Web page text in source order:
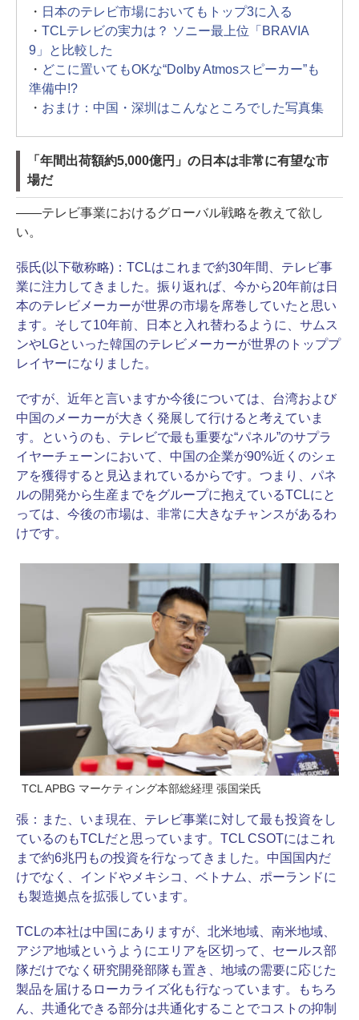
・ 日本のテレビ市場においてもトップ3に入る
・ TCLテレビの実力は？ ソニー最上位「BRAVIA
9」と比較した
・ どこに置いてもOKな“Dolby Atmosスピーカー”も
準備中!?
・ おまけ：中国・深圳はこんなところでした写真集
「年間出荷額約5,000億円」の日本は非常に有望な市
場だ
――テレビ事業におけるグローバル戦略を教えて欲し
い。
張氏(以下敬称略)： TCLはこれまで約30年間、テレビ事
業に注力してきました。振り返れば、今から20年前は日
本のテレビメーカーが世界の市場を席巻していたと思い
ます。そして10年前、日本と入れ替わるように、サムス
ンやLGといった韓国のテレビメーカーが世界のトッププ
レイヤーになりました。
ですが、近年と言いますか今後については、台湾および
中国のメーカーが大きく発展して行けると考えていま
す。というのも、テレビで最も重要な“パネル”のサプラ
イヤーチェーンにおいて、中国の企業が90%近くのシェ
アを獲得すると見込まれているからです。つまり、パネ
ルの開発から生産までをグループに抱えているTCLにと
っては、今後の市場は、非常に大きなチャンスがあるわ
けです。
TCL APBG マーケティング本部総経理 張国栄氏
張： また、いま現在、テレビ事業に対して最も投資をし
ているのもTCLだと思っています。TCL CSOTにはこれ
まで約6兆円もの投資を行なってきました。中国国内だ
けでなく、インドやメキシコ、ベトナム、ポーランドに
も製造拠点を拡張しています。
TCLの本社は中国にありますが、北米地域、南米地域、
アジア地域というようにエリアを区切って、セールス部
隊だけでなく研究開発部隊も置き、地域の需要に応じた
製品を届けるローカライズ化も行なっています。もちろ
ん、共通化できる部分は共通化することでコストの抑制